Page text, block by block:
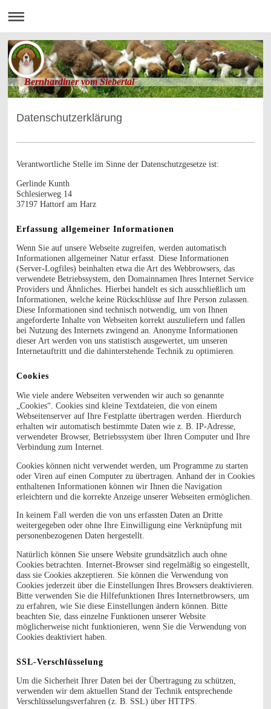
Bernhardiner vom Siebertal
Datenschutzerklärung
Verantwortliche Stelle im Sinne der Datenschutzgesetze ist:
Gerlinde Kunth
Schlesierweg 14
37197 Hattorf am Harz
Erfassung allgemeiner Informationen
Wenn Sie auf unsere Webseite zugreifen, werden automatisch
Informationen allgemeiner Natur erfasst. Diese Informationen
(Server-Logfiles) beinhalten etwa die Art des Webbrowsers, das
verwendete Betriebssystem, den Domainnamen Ihres Internet Service
Providers und Ähnliches. Hierbei handelt es sich ausschließlich um
Informationen, welche keine Rückschlüsse auf Ihre Person zulassen.
Diese Informationen sind technisch notwendig, um von Ihnen
angeforderte Inhalte von Webseiten korrekt auszuliefern und fallen
bei Nutzung des Internets zwingend an. Anonyme Informationen
dieser Art werden von uns statistisch ausgewertet, um unseren
Internetauftritt und die dahinterstehende Technik zu optimieren.
Cookies
Wie viele andere Webseiten verwenden wir auch so genannte
„Cookies“. Cookies sind kleine Textdateien, die von einem
Webseitenserver auf Ihre Festplatte übertragen werden. Hierdurch
erhalten wir automatisch bestimmte Daten wie z. B. IP-Adresse,
verwendeter Browser, Betriebssystem über Ihren Computer und Ihre
Verbindung zum Internet.
Cookies können nicht verwendet werden, um Programme zu starten
oder Viren auf einen Computer zu übertragen. Anhand der in Cookies
enthaltenen Informationen können wir Ihnen die Navigation
erleichtern und die korrekte Anzeige unserer Webseiten ermöglichen.
In keinem Fall werden die von uns erfassten Daten an Dritte
weitergegeben oder ohne Ihre Einwilligung eine Verknüpfung mit
personenbezogenen Daten hergestellt.
Natürlich können Sie unsere Website grundsätzlich auch ohne
Cookies betrachten. Internet-Browser sind regelmäßig so eingestellt,
dass sie Cookies akzeptieren. Sie können die Verwendung von
Cookies jederzeit über die Einstellungen Ihres Browsers deaktivieren.
Bitte verwenden Sie die Hilfefunktionen Ihres Internetbrowsers, um
zu erfahren, wie Sie diese Einstellungen ändern können. Bitte
beachten Sie, dass einzelne Funktionen unserer Website
möglicherweise nicht funktionieren, wenn Sie die Verwendung von
Cookies deaktiviert haben.
SSL-Verschlüsselung
Um die Sicherheit Ihrer Daten bei der Übertragung zu schützen,
verwenden wir dem aktuellen Stand der Technik entsprechende
Verschlüsselungsverfahren (z. B. SSL) über HTTPS.